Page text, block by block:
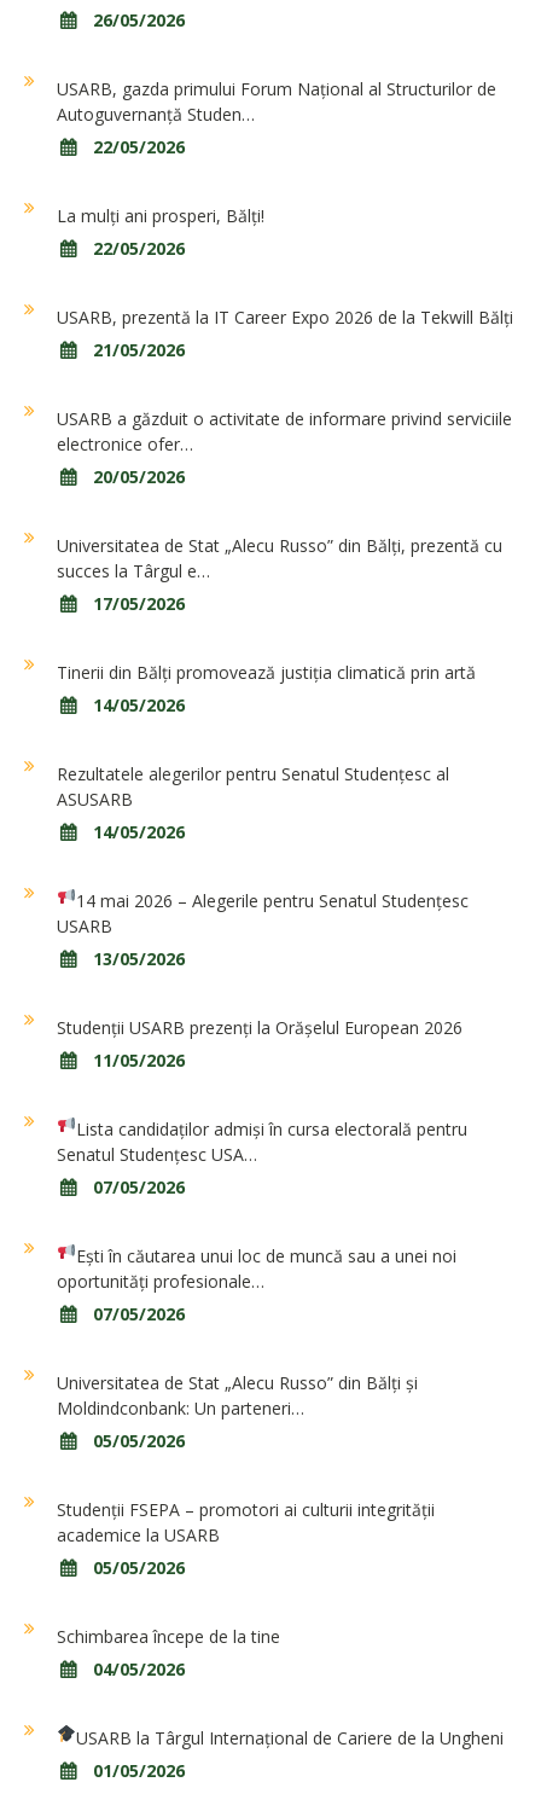
26/05/2026
USARB, gazda primului Forum Național al Structurilor de
Autoguvernanță Studen…
22/05/2026
La mulți ani prosperi, Bălți!
22/05/2026
USARB, prezentă la IT Career Expo 2026 de la Tekwill Bălți
21/05/2026
USARB a găzduit o activitate de informare privind serviciile
electronice ofer…
20/05/2026
Universitatea de Stat „Alecu Russo” din Bălți, prezentă cu
succes la Târgul e…
17/05/2026
Tinerii din Bălți promovează justiția climatică prin artă
14/05/2026
Rezultatele alegerilor pentru Senatul Studențesc al
ASUSARB
14/05/2026
14 mai 2026 – Alegerile pentru Senatul Studențesc
USARB
13/05/2026
Studenții USARB prezenți la Orășelul European 2026
11/05/2026
Lista candidaților admiși în cursa electorală pentru
Senatul Studențesc USA…
07/05/2026
Ești în căutarea unui loc de muncă sau a unei noi
oportunități profesionale…
07/05/2026
Universitatea de Stat „Alecu Russo” din Bălți și
Moldindconbank: Un parteneri…
05/05/2026
Studenții FSEPA – promotori ai culturii integrității
academice la USARB
05/05/2026
Schimbarea începe de la tine
04/05/2026
USARB la Târgul Internațional de Cariere de la Ungheni
01/05/2026